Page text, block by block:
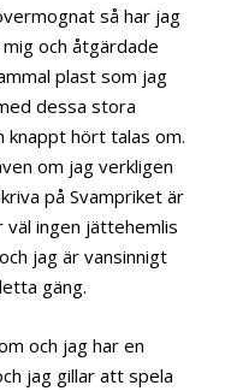
så har jag
och åtgärdade
plast som jag
dessa stora
knappt hört talas om.
om jag verkligen
på Svampriket är
ingen jättehemlis
jag är vansinnigt
gäng.
och jag har en
jag gillar att spela